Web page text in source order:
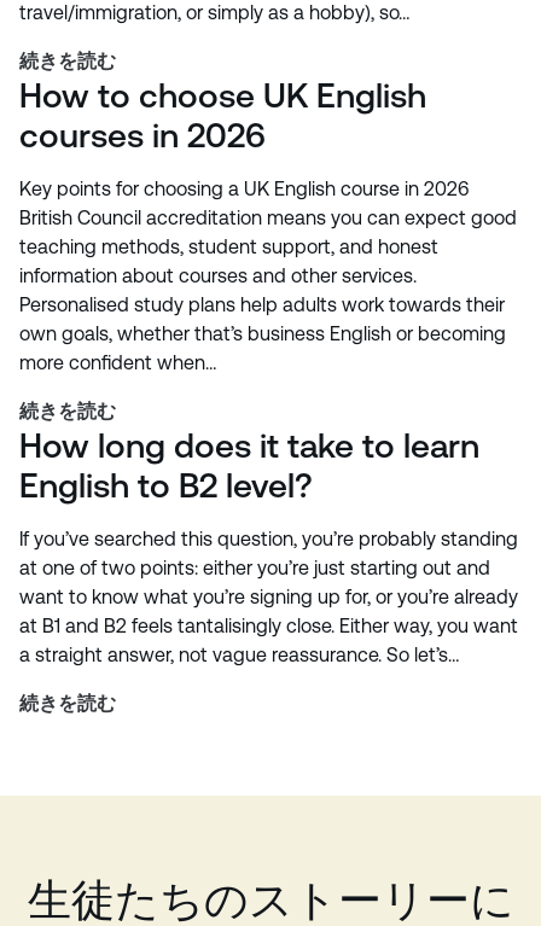
travel/immigration, or simply as a hobby), so…
続きを読む
How to choose UK English
courses in 2026
Key points for choosing a UK English course in 2026
British Council accreditation means you can expect good
teaching methods, student support, and honest
information about courses and other services.
Personalised study plans help adults work towards their
own goals, whether that’s business English or becoming
more confident when…
続きを読む
How long does it take to learn
English to B2 level?
If you’ve searched this question, you’re probably standing
at one of two points: either you’re just starting out and
want to know what you’re signing up for, or you’re already
at B1 and B2 feels tantalisingly close. Either way, you want
a straight answer, not vague reassurance. So let’s…
続きを読む
生徒たちのストーリーに